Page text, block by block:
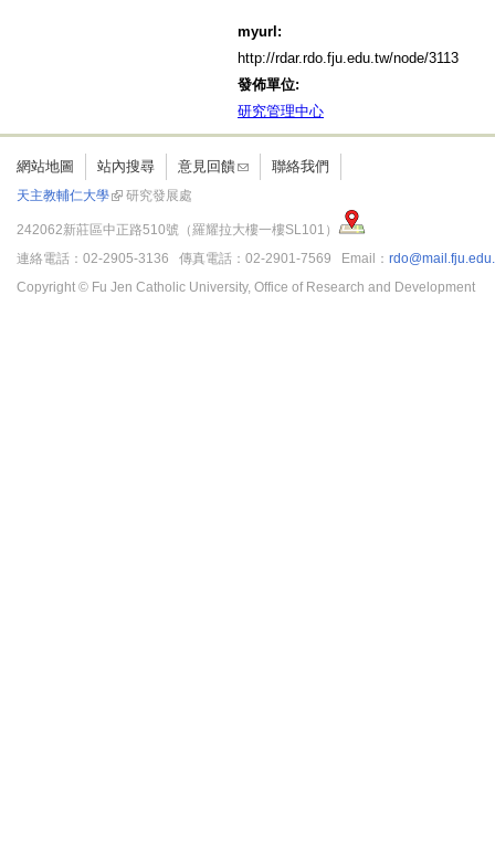
myurl:
http://rdar.rdo.fju.edu.tw/node/3113
發佈單位:
研究管理中心
網站地圖 站內搜尋 意見回饋 聯絡我們
天主教輔仁大學 研究發展處
242062新莊區中正路510號（羅耀拉大樓一樓SL101）
連絡電話：02-2905-3136 傳真電話：02-2901-7569 Email：
Copyright © Fu Jen Catholic University, Office of Research and Development